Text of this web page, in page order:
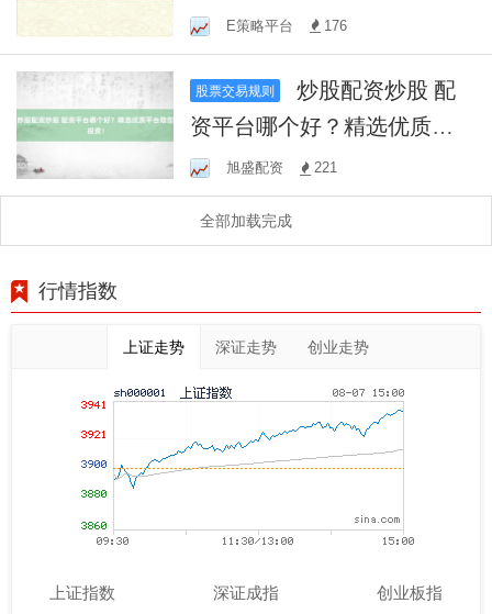
股市投资新征程
E策略平台 176
股票交易规则
炒股配资炒股 配
资平台哪个好？精选优质平
台助您投资！
旭盛配资 221
全部加载完成
行情指数
上证走势 深证走势 创业走势
上证指数 深证成指 创业板指